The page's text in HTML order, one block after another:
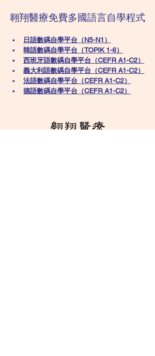
翱翔醫療免費多國語言自學程式
日語數碼自學平台（N5-N1）
韓語數碼自學平台​（TOPIK 1-6）
西班牙語數碼自學平台（CEFR A1-C2）
義大利語數碼自學平台（CEFR A1-C2）
法語數碼自學平台（CEFR A1-C2）
德語數碼自學平台（CEFR A1-C2）